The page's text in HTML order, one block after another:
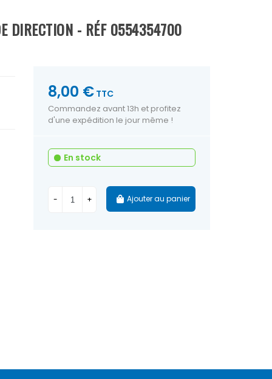
DIRECTION - RÉF 0554354700
8,00 € TTC
Commandez avant 13h et profitez
d'une expédition le jour même !
En stock
- + Ajouter au panier